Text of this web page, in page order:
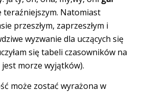
teraźniejszym. Natomiast
przeszłym, zaprzeszłym i
wyzwanie dla uczących się
się tabeli czasowników na
morze wyjątków).
może zostać wyrażona w